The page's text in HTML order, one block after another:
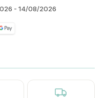
- 14/08/2026